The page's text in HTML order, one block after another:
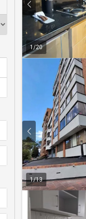
1/20
1/13